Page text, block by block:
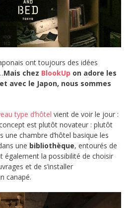
ont toujours des idées
Mais chez BlookUp on adore les
avec le Japon, nous sommes
type d’hôtel vient de voir le jour :
est plutôt novateur : plutôt
une chambre d’hôtel basique les
une bibliothèque, entourés de
également la possibilité de choisir
et de s’installer
canapé.